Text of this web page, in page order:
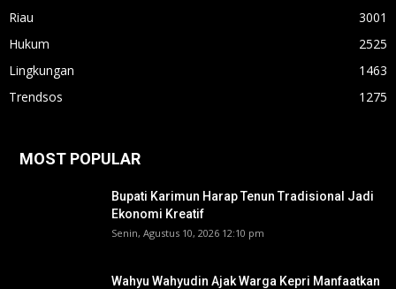
Riau
3001
Hukum
2525
Lingkungan
1463
Trendsos
1275
MOST POPULAR
Bupati Karimun Harap Tenun Tradisional Jadi
Ekonomi Kreatif
Senin, Agustus 10, 2026 12:10 pm
Wahyu Wahyudin Ajak Warga Kepri Manfaatkan